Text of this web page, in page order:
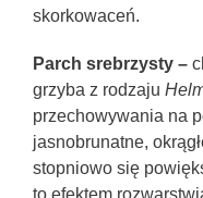
skorkowaceń.
Parch srebrzysty –
grzyba z rodzaju
przechowywania na
jasnobrunatne,
stopniowo się
to efektem